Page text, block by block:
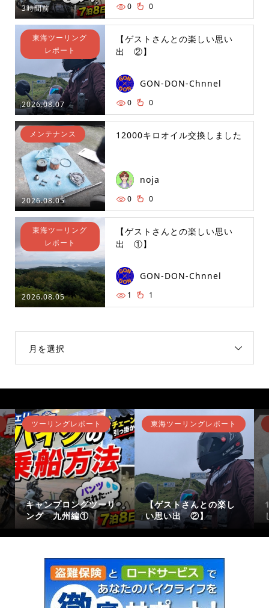
3時間前 0 0
2026.08.07
東海ツーリング
レポート
【ゲストさんとの楽しい思い
出 ②】
GON-DON-Chnnel
0 0
2026.08.05
メンテナンス 12000キロオイル交換しました
noja
0 0
2026.08.05
東海ツーリング
レポート
【ゲストさんとの楽しい思い
出 ①】
GON-DON-Chnnel
1 1
月を選択
ツーリングレポート
キャンプロングツーリ
ング 九州編①
東海ツーリングレポート
【ゲストさんとの楽し
い思い出 ②】